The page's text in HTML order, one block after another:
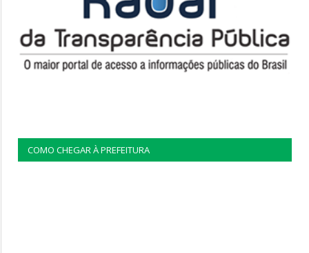
COMO CHEGAR À PREFEITURA